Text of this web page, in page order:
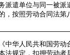
派遣单位与同一被派
，按照劳动合同法第
《中华人民共和国劳动
法规定，扣押劳动者